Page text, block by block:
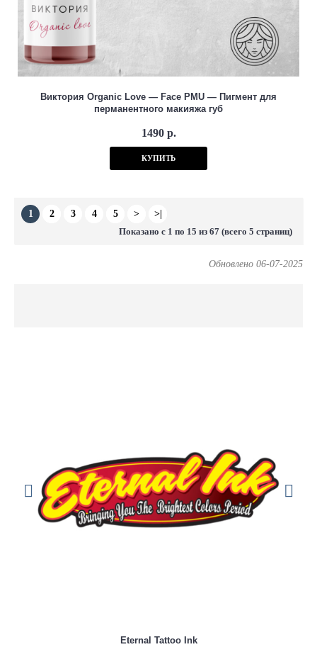
Виктория Organic Love — Face PMU — Пигмент для
перманентного макияжа губ
1490 р.
КУПИТЬ
1 2 3 4 5 >
>|
Показано с 1 по 15 из 67 (всего 5 страниц)
Обновлено 06-07-2025